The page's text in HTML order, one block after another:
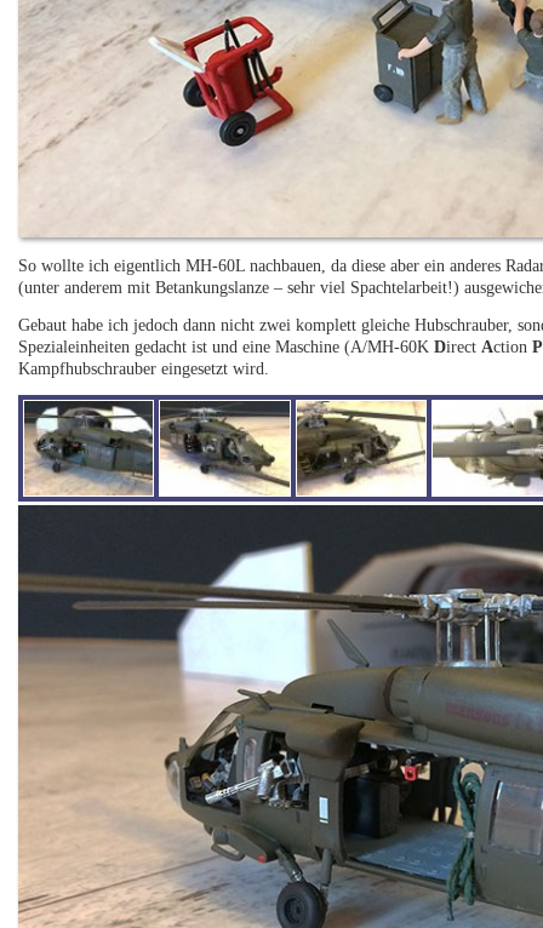
So wollte ich eigentlich MH-60L nachbauen, da diese aber ein anderes
(unter anderem mit Betankungslanze – sehr viel Spachtelarbeit!)
Gebaut habe ich jedoch dann nicht zwei komplett gleiche Hubschrauber,
Spezialeinheiten gedacht ist und eine Maschine (A/MH-60KDirect ActionP
Kampfhubschrauber eingesetzt wird.